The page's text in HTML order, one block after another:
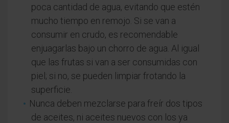
poca cantidad de agua, evitando que estén
mucho tiempo en remojo. Si se van a
consumir en crudo, es recomendable
enjuagarlas bajo un chorro de agua. Al igual
que las frutas si van a ser consumidas con
piel; si no, se pueden limpiar frotando la
superficie.
Nunca deben mezclarse para freír dos tipos
de aceites, ni aceites nuevos con los ya